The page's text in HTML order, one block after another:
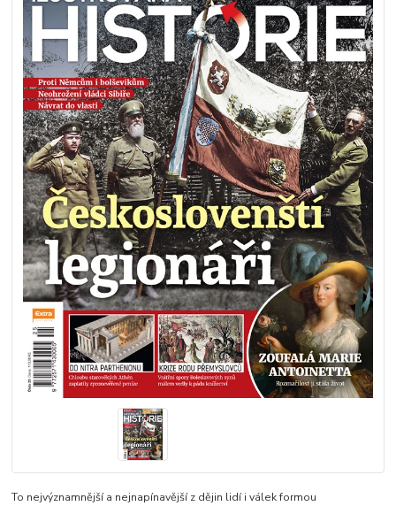
To nejvýznamnější a nejnapínavější z dějin lidí i válek formou